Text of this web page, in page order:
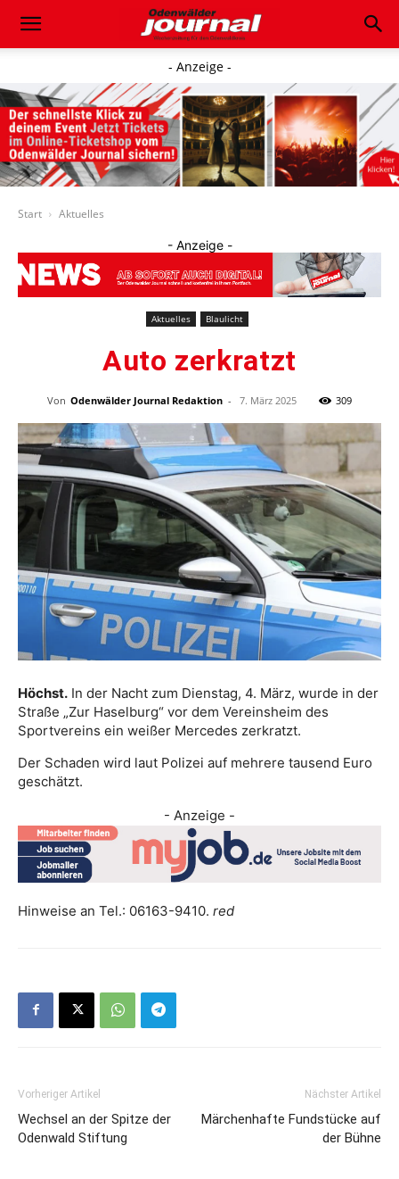
- Anzeige -
Start Aktuelles
- Anzeige -
Aktuelles Blaulicht
Auto zerkratzt
Von Odenwälder Journal Redaktion - 7. März 2025 309
Höchst. In der Nacht zum Dienstag, 4. März, wurde in der
Straße „Zur Haselburg“ vor dem Vereinsheim des
Sportvereins ein weißer Mercedes zerkratzt.
Der Schaden wird laut Polizei auf mehrere tausend Euro
geschätzt.
- Anzeige -
Hinweise an Tel.: 06163-9410. red
Vorheriger Artikel
Wechsel an der Spitze der
Odenwald Stiftung
Nächster Artikel
Märchenhafte Fundstücke auf
der Bühne